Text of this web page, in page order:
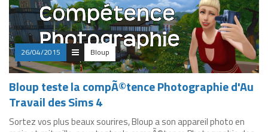
26/04/2015 Bloup
Bloup teste la compÃ©tence Photographie d'Au
Travail des Sims 4
Sortez vos plus beaux sourires, Bloup a son appareil photo en